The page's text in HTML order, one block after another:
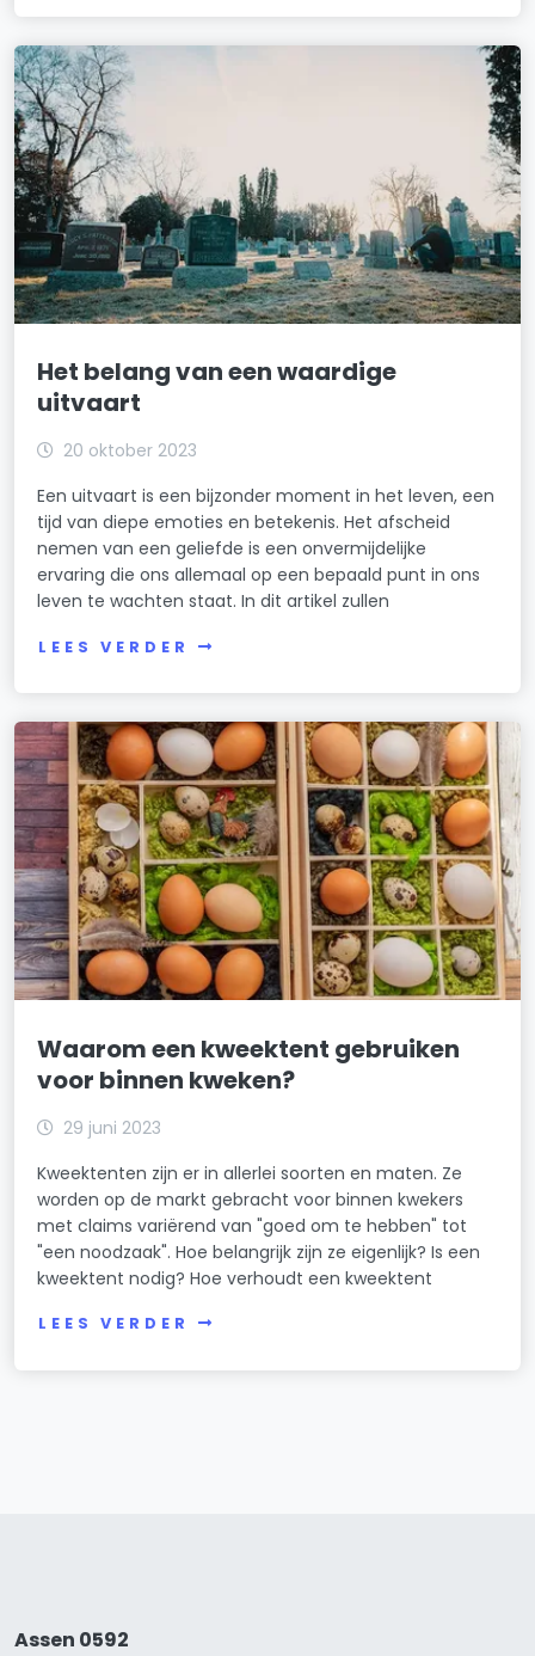
Het belang van een waardige
uitvaart
20 oktober 2023
Een uitvaart is een bijzonder moment in het leven, een
tijd van diepe emoties en betekenis. Het afscheid
nemen van een geliefde is een onvermijdelijke
ervaring die ons allemaal op een bepaald punt in ons
leven te wachten staat. In dit artikel zullen
LEES VERDER
Waarom een kweektent gebruiken
voor binnen kweken?
29 juni 2023
Kweektenten zijn er in allerlei soorten en maten. Ze
worden op de markt gebracht voor binnen kwekers
met claims variërend van "goed om te hebben" tot
"een noodzaak". Hoe belangrijk zijn ze eigenlijk? Is een
kweektent nodig? Hoe verhoudt een kweektent
LEES VERDER
Assen 0592